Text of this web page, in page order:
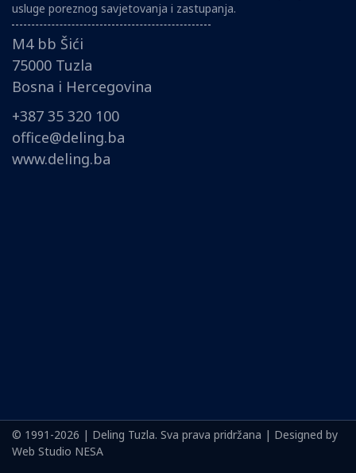
usluge poreznog savjetovanja i zastupanja.
M4 bb Šići
75000 Tuzla
Bosna i Hercegovina
+387 35 320 100
office@deling.ba
www.deling.ba
© 1991-2026 | Deling Tuzla. Sva prava pridržana | Designed by
Web Studio NESA